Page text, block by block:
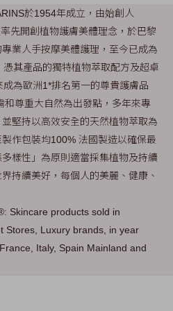
於1954年成立，由始創人
先開創植物護膚美體理念，於巴黎
業人手按摩美體護理，至今已成為
其產品的獨特植物萃取配方及超卓
為歐洲1*排名第一的尊貴護膚品
和尊重大自然為出發點，多年來專
堅持以高效安全的天然植物萃取為
作包裝均100% 法國製造以確保最
樣性」為原則適當採集植物及持續
持續美好，每個人的美麗、健康、
Skincare products sold in
Stores, Luxury brands, in year
Italy, Spain Mainland and